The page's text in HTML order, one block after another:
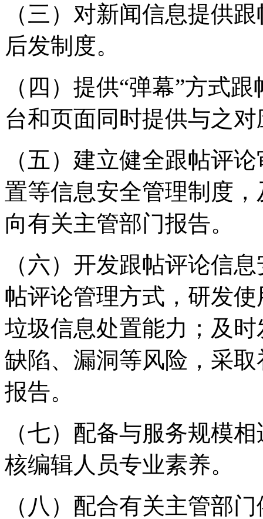
（三）对新闻信息提供
后发制度。
（四）提供“弹幕”方式
台和页面同时提供与之
（五）建立健全跟帖评
置等信息安全管理制度
向有关主管部门报告。
（六）开发跟帖评论信
帖评论管理方式，研发
垃圾信息处置能力；及
缺陷、漏洞等风险，采
报告。
（七）配备与服务规模
核编辑人员专业素养。
（八）配合有关主管部